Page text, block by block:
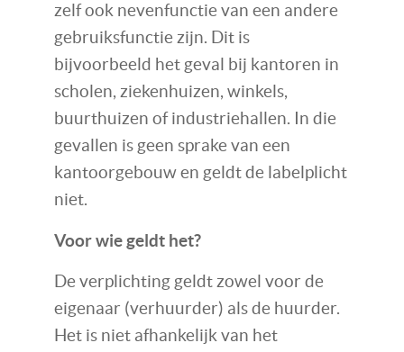
zelf ook nevenfunctie van een andere
gebruiksfunctie zijn. Dit is
bijvoorbeeld het geval bij kantoren in
scholen, ziekenhuizen, winkels,
buurthuizen of industriehallen. In die
gevallen is geen sprake van een
kantoorgebouw en geldt de labelplicht
niet.
Voor wie geldt het?
De verplichting geldt zowel voor de
eigenaar (verhuurder) als de huurder.
Het is niet afhankelijk van het